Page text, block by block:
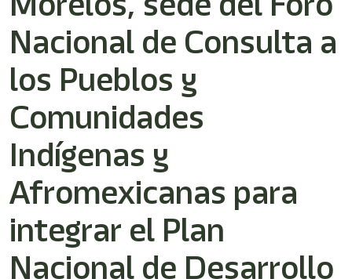
Este
acceso
directo
lector
de
pantalla
para
ayudarle
navegar
interactuar
contenido.
Nacional de Consulta a
los Pueblos y
Comunidades
Indígenas y
Afromexicanas para
integrar el Plan
Nacional de Desarrollo